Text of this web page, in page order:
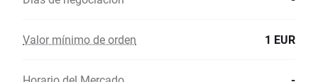
Valor mínimo de orden 1 EUR